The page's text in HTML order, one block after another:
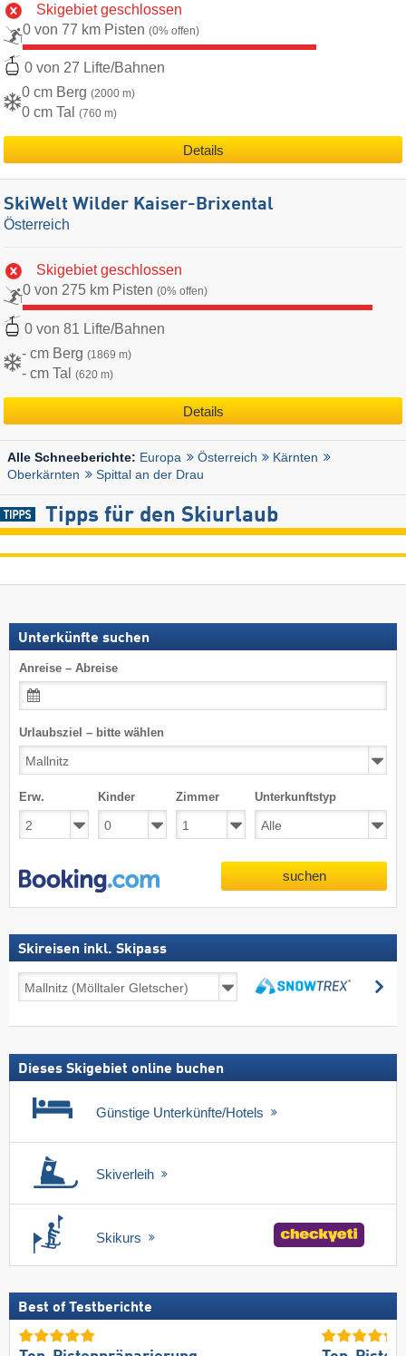
Skigebiet geschlossen
0 von 77 km Pisten (0% offen)
0 von 27 Lifte/Bahnen
0 cm Berg (2000 m)
0 cm Tal (760 m)
Details
SkiWelt Wilder Kaiser-Brixental
Österreich
Skigebiet geschlossen
0 von 275 km Pisten (0% offen)
0 von 81 Lifte/Bahnen
- cm Berg (1869 m)
- cm Tal (620 m)
Details
Alle Schneeberichte: Europa Österreich
Kärnten
Oberkärnten
Spittal an der Drau
Tipps für den Skiurlaub
Unterkünfte suchen
Anreise – Abreise
Urlaubsziel – bitte wählen
Erw. Kinder Zimmer Unterkunftstyp
suchen
Skireisen inkl. Skipass
inkl.
Dieses Skigebiet online buchen
Günstige Unterkünfte/Hotels
Skiverleih
Skikurs
Best of Testberichte